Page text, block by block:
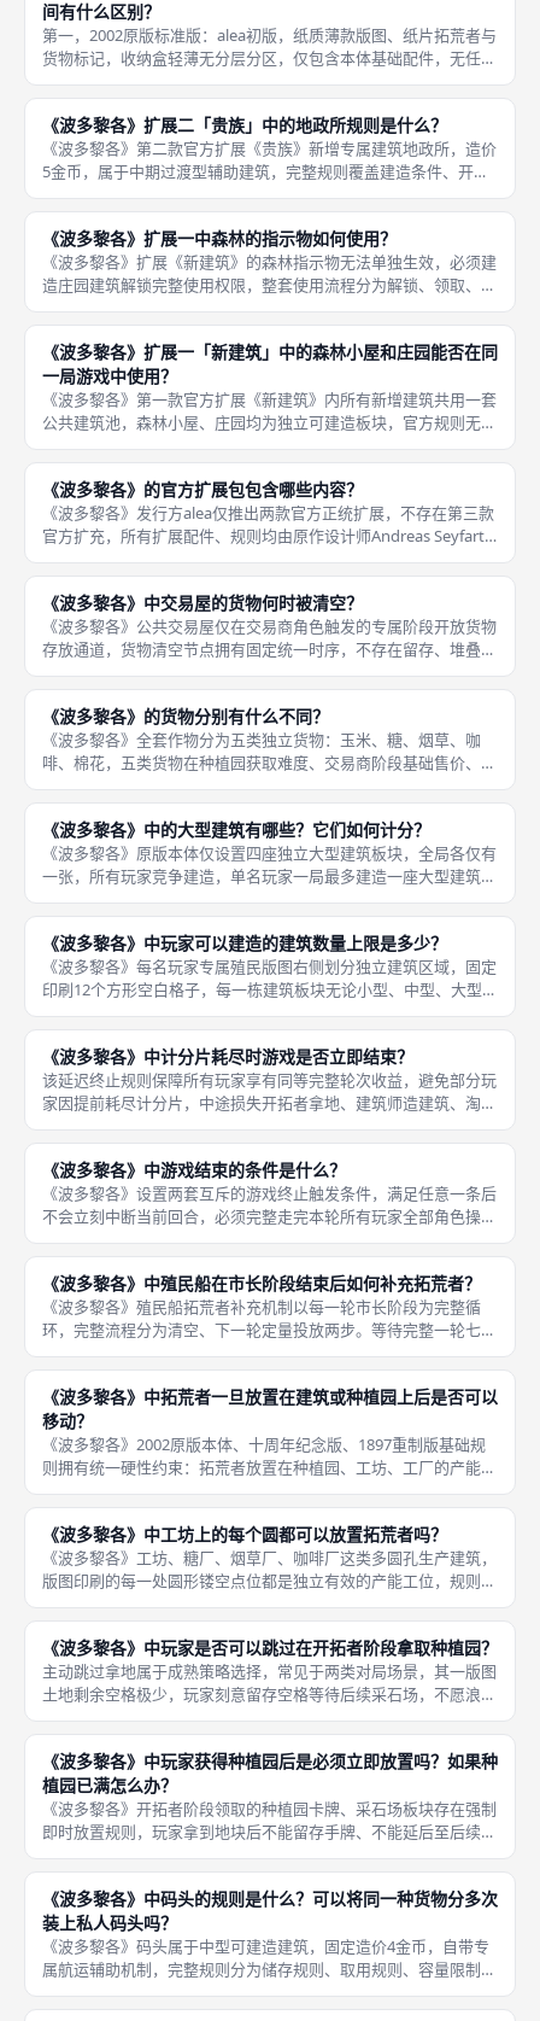
间有什么区别？
第一，2002原版标准版：alea初版，纸质薄款版图、纸片拓荒者与
货物标记，收纳盒轻薄无分层分区，仅包含本体基础配件，无任何
扩展、单人规则，美术复古简约殖民风，配色暗沉，配件耐用度偏
低，目前市面存量稀少，收藏价值高于实战游玩价值。《波多黎各
《波多黎各》扩展二「贵族」中的地政所规则是什么？
《波多黎各》第二款官方扩展《贵族》新增专属建筑地政所，造价
5金币，属于中期过渡型辅助建筑，完整规则覆盖建造条件、开拓
者阶段置换特权、搭配贵族标记联动效果三大部分。玩家在建筑师
阶段支付5金币即可建造地政所，占用一格建筑位，建造完成后永
久解锁地
《波多黎各》扩展一中森林的指示物如何使用？
《波多黎各》扩展《新建筑》的森林指示物无法单独生效，必须建
造庄园建筑解锁完整使用权限，整套使用流程分为解锁、领取、绑
定、产出四层标准规则。第一层解锁条件：玩家在建筑师阶段花费
对应金币建造庄园板块放入12格建筑区，自此解锁森林指示物全部
机制，
《波多黎各》扩展一「新建筑」中的森林小屋和庄园能否在同
一局游戏中使用？
《波多黎各》第一款官方扩展《新建筑》内所有新增建筑共用一套
公共建筑池，森林小屋、庄园均为独立可建造板块，官方规则无任
何互斥、二选一限制，一局游戏内玩家可以同时建造这两座建筑，
多名玩家也能分别建造，互不冲突。二者核心机制完全独立，不存
在效果叠
《波多黎各》的官方扩展包包含哪些内容？
《波多黎各》发行方alea仅推出两款官方正统扩展，不存在第三款
官方扩充，所有扩展配件、规则均由原作设计师Andreas Seyfarth
亲自平衡校准，两款扩展可以单独加入本体，也能同时混合开局游
玩，二者配件体系互不冲突。第一款扩展《新建筑》
《波多黎各》中交易屋的货物何时被清空？
《波多黎各》公共交易屋仅在交易商角色触发的专属阶段开放货物
存放通道，货物清空节点拥有固定统一时序，不存在留存、堆叠至
下一轮的规则。该轮末强制清空机制是核心博弈约束，杜绝玩家多
轮囤积货物锁死高价卡槽的无脑套路，逼迫每一轮重新争夺高阶作
物出售优
《波多黎各》的货物分别有什么不同？
《波多黎各》全套作物分为五类独立货物：玉米、糖、烟草、咖
啡、棉花，五类货物在种植园获取难度、交易商阶段基础售价、船
长阶段单份胜利分值三方面形成清晰梯度差距，梯度由低收益基础
作物至高收益高阶作物依次排序：玉米＜糖＜棉花＜烟草＜咖啡。
第一种植获
《波多黎各》中的大型建筑有哪些？它们如何计分？
《波多黎各》原版本体仅设置四座独立大型建筑板块，全局各仅有
一张，所有玩家竞争建造，单名玩家一局最多建造一座大型建筑，
四座大型建筑分别为市政厅、要塞、海关、大学，每一款都划分专
属计分规则与被动全局特效，是拉开终局分数差距的核心高分载
体。四座大
《波多黎各》中玩家可以建造的建筑数量上限是多少？
《波多黎各》每名玩家专属殖民版图右侧划分独立建筑区域，固定
印刷12个方形空白格子，每一栋建筑板块无论小型、中型、大型，
建造放置时统一仅占用单格建筑位，因此理论建造数量上限为12栋
建筑，12格全部填满后本局无法再进行任何建造操作，同步触发游
戏
《波多黎各》中计分片耗尽时游戏是否立即结束？
该延迟终止规则保障所有玩家享有同等完整轮次收益，避免部分玩
家因提前耗尽计分片，中途损失开拓者拿地、建筑师造建筑、淘金
者囤金币等关键操作机会，保证对局公平性。《波多黎各》官方规
则明确区分「触发终止标记」与「实际对局结束」两个节点，当船
长阶段玩
《波多黎各》中游戏结束的条件是什么？
《波多黎各》设置两套互斥的游戏终止触发条件，满足任意一条后
不会立刻中断当前回合，必须完整走完本轮所有玩家全部角色操作
流程，全部阶段执行完毕后统一进入终局计分，两大结束条件机制
逻辑完全独立。第一终止条件：任意一名玩家的版图12格建筑区域
被建筑
《波多黎各》中殖民船在市长阶段结束后如何补充拓荒者？
《波多黎各》殖民船拓荒者补充机制以每一轮市长阶段为完整循
环，完整流程分为清空、下一轮定量投放两步。等待完整一轮七角
色循环全部走完，进入下一轮新的角色选取流程，当本轮有玩家选
取市长角色、触发市长阶段开局时，立刻按照游玩人数向殖民船补
充定量拓荒
《波多黎各》中拓荒者一旦放置在建筑或种植园上后是否可以
移动？
《波多黎各》2002原版本体、十周年纪念版、1897重制版基础规
则拥有统一硬性约束：拓荒者放置在种植园、工坊、工厂的产能圆
孔后，整局剩余轮次永久固定锁定位置，玩家无法主动移动、取
出、调换工人位置，也不能将工人从产能建筑挪至闲置储备区。工
人分
《波多黎各》中工坊上的每个圆都可以放置拓荒者吗？
《波多黎各》工坊、糖厂、烟草厂、咖啡厂这类多圆孔生产建筑，
版图印刷的每一处圆形镂空点位都是独立有效的产能工位，规则允
许每个圆孔单独放置一枚拓荒者，不存在单栋建筑工人数量上限限
制。需要区分种植园与工坊的工位差异：所有单一作物种植园仅有
单个圆孔
《波多黎各》中玩家是否可以跳过在开拓者阶段拿取种植园？
主动跳过拿地属于成熟策略选择，常见于两类对局场景，其一版图
土地剩余空格极少，玩家刻意留存空格等待后续采石场，不愿浪费
格子放置低收益基础作物；其二走纯大型建筑淘金流派，不依赖种
植产能产出货物，不需要持续扩张种植园，每轮直接跳过拿地，把
角色选取
《波多黎各》中玩家获得种植园后是必须立即放置吗？如果种
植园已满怎么办？
《波多黎各》开拓者阶段领取的种植园卡牌、采石场板块存在强制
即时放置规则，玩家拿到地块后不能留存手牌、不能延后至后续轮
次摆放，必须立刻挑选自身殖民版图上空闲的土地格子完成放置，
无任何留存缓冲机制。地块摆放无相邻、品类搭配限制，采石场可
以和任意
《波多黎各》中码头的规则是什么？可以将同一种货物分多次
装上私人码头吗？
《波多黎各》码头属于中型可建造建筑，固定造价4金币，自带专
属航运辅助机制，完整规则分为储存规则、取用规则、容量限制三
部分。建造码头后，每一轮船长阶段玩家获得额外储存权限：在公
共船舶装船操作全部完成后，可从私人仓库取出任意一份货物放置